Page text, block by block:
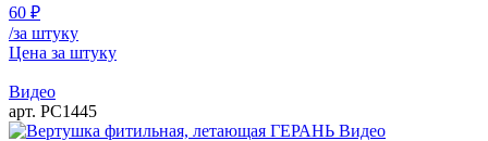
60 ₽
/за штуку
Цена за штуку
Видео
арт. РС1445
Видео